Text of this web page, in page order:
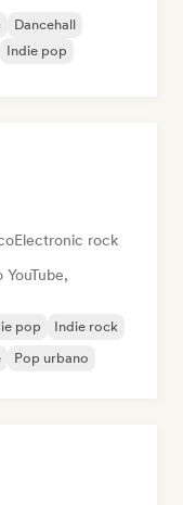
Dancehall
Indie pop
Electronic rock
pop
Indie rock
Pop urbano